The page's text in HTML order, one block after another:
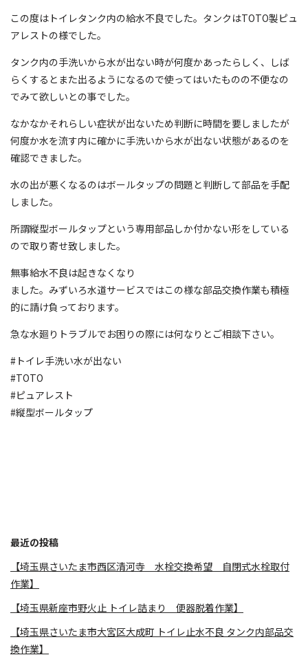
この度はトイレタンク内の給水不良でした。タンクはTOTO製ピュ
アレストの様でした。
タンク内の手洗いから水が出ない時が何度かあったらしく、しば
らくするとまた出るようになるので使ってはいたものの不便なの
でみて欲しいとの事でした。
なかなかそれらしい症状が出ないため判断に時間を要しましたが
何度か水を流す内に確かに手洗いから水が出ない状態があるのを
確認できました。
水の出が悪くなるのはボールタップの問題と判断して部品を手配
しました。
所謂縦型ボールタップという専用部品しか付かない形をしている
ので取り寄せ致しました。
無事給水不良は起きなくなり
ました。みずいろ水道サービスではこの様な部品交換作業も積極
的に請け負っております。
急な水廻りトラブルでお困りの際には何なりとご相談下さい。
#トイレ手洗い水が出ない
#TOTO
#ピュアレスト
#縦型ボールタップ
最近の投稿
【埼玉県さいたま市西区清河寺 水栓交換希望 自閉式水栓取付
作業】
【埼玉県新座市野火止 トイレ詰まり 便器脱着作業】
【埼玉県さいたま市大宮区大成町 トイレ止水不良 タンク内部品交
換作業】